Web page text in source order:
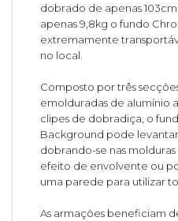
dobrado de apenas
apenas 9,8kg o fundo
extremamente
no local.
Composto por três
emolduradas de alumínio
clipes de dobradiça, o
Background pode
dobrando-se nas
efeito de envolvente ou
uma parede para utilizar
As armações beneficiam